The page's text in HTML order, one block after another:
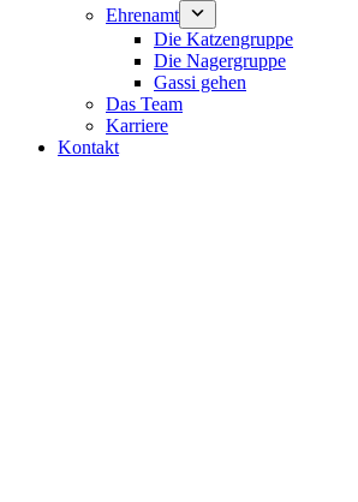
Ehrenamt
Die Katzengruppe
Die Nagergruppe
Gassi gehen
Das Team
Karriere
Kontakt